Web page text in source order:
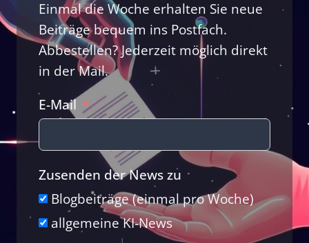
Einmal die Woche erhalten Sie neue
Beiträge bequem ins Postfach.
Abbestellen? Jederzeit möglich direkt
in der Mail.
E-Mail
Zusenden der News zu
Blogbeiträge (einmal pro Woche)
allgemeine KI-News